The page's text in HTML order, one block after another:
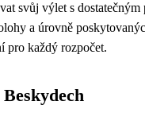
svůj výlet s dostatečným
a úrovně
pro každý rozpočet.